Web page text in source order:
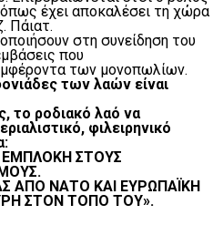
όπως έχει αποκαλέσει τη χώρα
Πάιατ.
στη συνείδηση του
που
των μονοπωλίων.
των λαών είναι
το ροδιακό λαό να
φιλειρηνικό
ΣΤΟΥΣ
ΑΠΟ ΝΑΤΟ ΚΑΙ ΕΥΡΩΠΑΪΚΗ
ΣΤΟΝ ΤΟΠΟ ΤΟΥ».